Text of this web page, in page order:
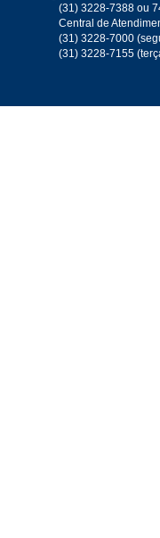
(31) 3228-7388 ou
Central de
(31) 3228-7000
(31) 3228-7155